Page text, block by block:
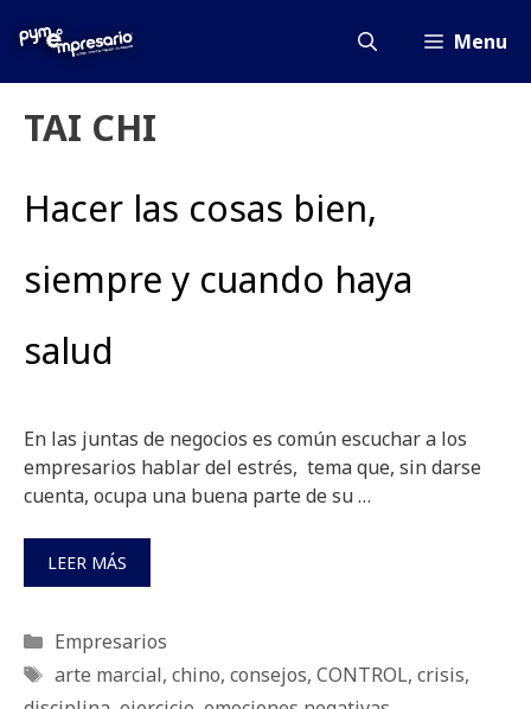
Menu
TAI CHI
Hacer las cosas bien,
siempre y cuando haya
salud
En las juntas de negocios es común escuchar a los
empresarios hablar del estrés, tema que, sin darse
cuenta, ocupa una buena parte de su …
LEER MÁS
Categorías
Empresarios
Etiquetas
arte marcial, chino, consejos, CONTROL, crisis,